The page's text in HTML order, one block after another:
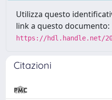
Utilizza questo
link a questo documento:
https://hdl.handle.net/
Citazioni